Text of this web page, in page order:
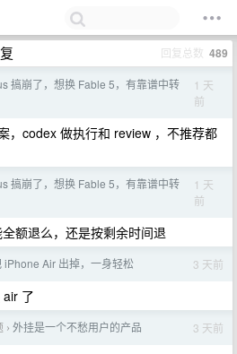
回复总数 489
搞崩了，想换 Fable 5，有靠谱中转
1 天
前
，codex 做执行和 review ，不推荐都
搞崩了，想换 Fable 5，有靠谱中转
1 天
前
额退么，还是按剩余时间退
iPhone Air 出掉，一身轻松 3 天前
了
› 外挂是一个不愁用户的产品 3 天前